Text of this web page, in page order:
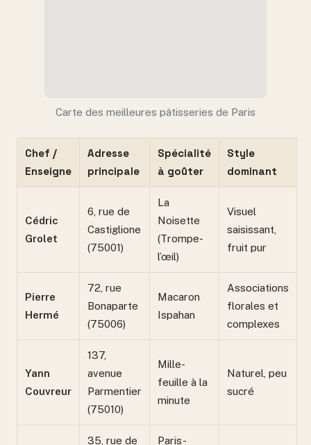
Carte des meilleures pâtisseries de Paris
Chef /
Enseigne
Adresse
principale
Spécialité
à goûter
Style
dominant
Cédric
Grolet
6, rue de
Castiglione
(75001)
La
Noisette
(Trompe-
l’œil)
Visuel
saisissant,
fruit pur
Pierre
Hermé
72, rue
Bonaparte
(75006)
Macaron
Ispahan
Associations
florales et
complexes
Yann
Couvreur
137,
avenue
Parmentier
(75010)
Mille-
feuille à la
minute
Naturel, peu
sucré
35, rue de
Paris-